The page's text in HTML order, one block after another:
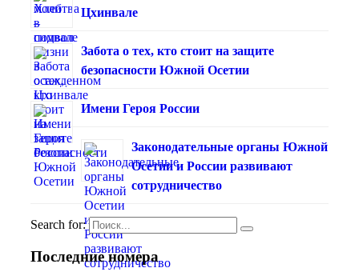
Цхинвале
Забота о тех, кто стоит на защите
безопасности Южной Осетии
Имени Героя России
Законодательные органы Южной
Осетии и России развивают
сотрудничество
Search for:
Последние номера